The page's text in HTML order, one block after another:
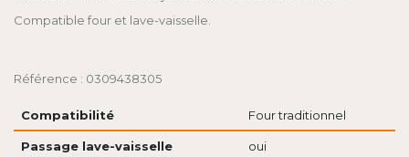
Compatible four et lave-vaisselle.
Référence : 0309438305
Compatibilité Four traditionnel
Passage lave-vaisselle oui